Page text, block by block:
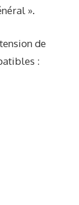
».
de
: